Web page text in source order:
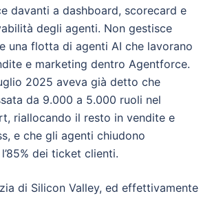
davanti a dashboard, scorecard e
degli agenti. Non gestisce
una flotta di agenti AI che lavorano
e marketing dentro Agentforce.
2025 aveva già detto che
da 9.000 a 5.000 ruoli nel
riallocando il resto in vendite e
e che gli agenti chiudono
dei ticket clienti.
di Silicon Valley, ed effettivamente